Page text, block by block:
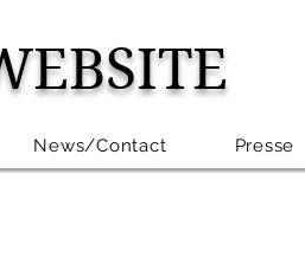
News/Contact Presse